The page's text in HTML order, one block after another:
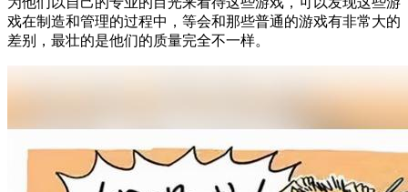
戏在制造和管理的过程中，等会和那些普通的游戏有非常大的
差别，最壮的是他们的质量完全不一样。